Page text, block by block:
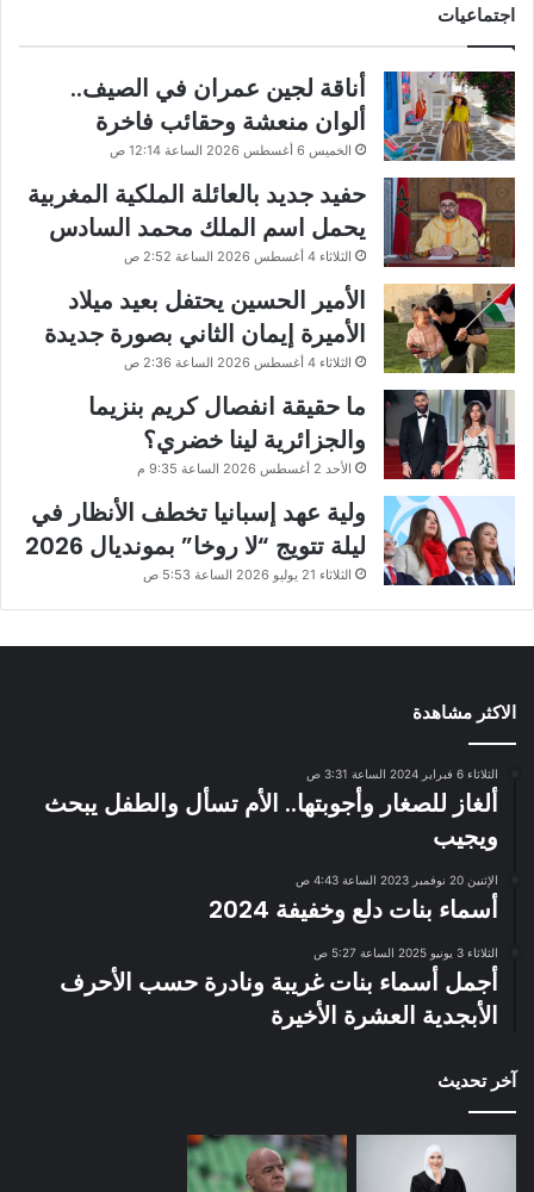
اجتماعيات
أناقة لجين عمران في الصيف..
ألوان منعشة وحقائب فاخرة
الخميس 6 أغسطس 2026 الساعة 12:14 ص
حفيد جديد بالعائلة الملكية المغربية
يحمل اسم الملك محمد السادس
الثلاثاء 4 أغسطس 2026 الساعة 2:52 ص
الأمير الحسين يحتفل بعيد ميلاد
الأميرة إيمان الثاني بصورة جديدة
الثلاثاء 4 أغسطس 2026 الساعة 2:36 ص
ما حقيقة انفصال كريم بنزيما
والجزائرية لينا خضري؟
الأحد 2 أغسطس 2026 الساعة 9:35 م
ولية عهد إسبانيا تخطف الأنظار في
ليلة تتويج “لا روخا” بمونديال 2026
الثلاثاء 21 يوليو 2026 الساعة 5:53 ص
الاكثر مشاهدة
الثلاثاء 6 فبراير 2024 الساعة 3:31 ص
ألغاز للصغار وأجوبتها.. الأم تسأل والطفل يبحث
ويجيب
الإثنين 20 نوفمبر 2023 الساعة 4:43 ص
أسماء بنات دلع وخفيفة 2024
الثلاثاء 3 يونيو 2025 الساعة 5:27 ص
أجمل أسماء بنات غريبة ونادرة حسب الأحرف
الأبجدية العشرة الأخيرة
آخر تحديث